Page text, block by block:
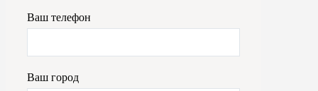
Ваш телефон
Ваш город